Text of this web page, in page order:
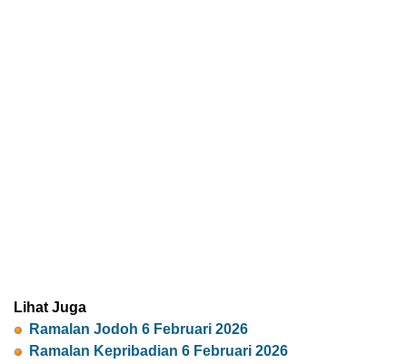
Lihat Juga
Ramalan Jodoh 6 Februari 2026
Ramalan Kepribadian 6 Februari 2026